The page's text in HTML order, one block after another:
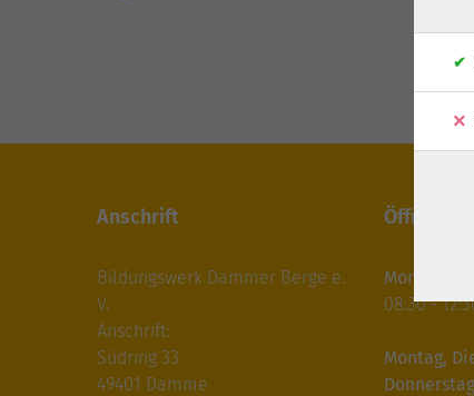
Anschrift
Bildungswerk Dammer Berge e.
V.
Anschrift:
Südring 33
49401 Damme
Montag bis
08:30 -
Montag,